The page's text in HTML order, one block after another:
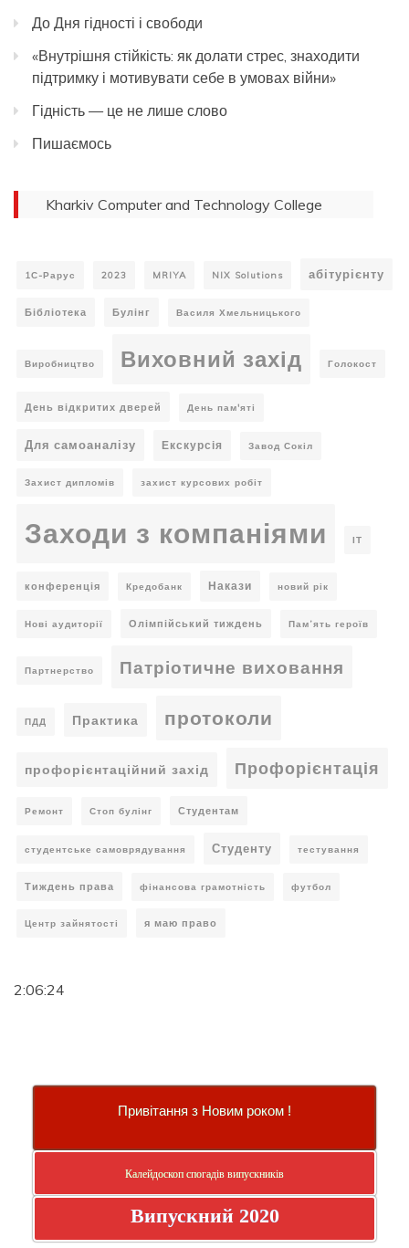
До Дня гідності і свободи
«Внутрішня стійкість: як долати стрес, знаходити
підтримку і мотивувати себе в умовах війни»
Гідність — це не лише слово
Пишаємось
Kharkiv Computer and Technology College
1С-Рарус 2023 MRIYA NIX Solutions абітурієнту
Бібліотека Булінг Василя Хмельницького
Виробництво Виховний захід Голокост
День відкритих дверей День пам'яті
Для самоаналізу Екскурсія Завод Сокіл
Захист дипломів захист курсових робіт
Заходи з компаніями ІТ
конференція Кредобанк Накази новий рік
Нові аудиторії Олімпійський тиждень Пам’ять героїв
Партнерство Патріотичне виховання
ПДД Практика протоколи
профорієнтаційний захід Профорієнтація
Ремонт Стоп булінг Студентам
студентське самоврядування Студенту тестування
Тиждень права фінансова грамотність футбол
Центр зайнятості я маю право
2:06:25
Привітання з Новим роком !
Калейдоскоп спогадів випускників
Випускний 2020